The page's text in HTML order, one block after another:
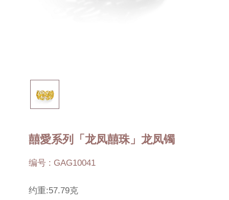
囍愛系列「龙凤囍珠」龙凤镯
编号 : GAG10041
约重:57.79克